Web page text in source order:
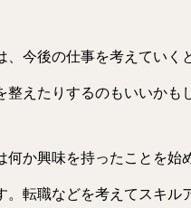
、今後の仕事を考えていく
えたりするのもいいかも
何か興味を持ったことを始
転職などを考えてスキル